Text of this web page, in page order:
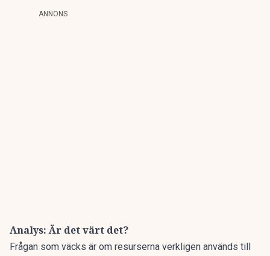
ANNONS
Analys: Är det värt det?
Frågan som väcks är om resurserna verkligen används till